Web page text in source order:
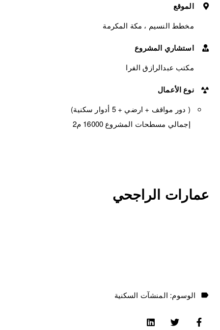
الموقع
مخطط النسيم ، مكة المكرمة
استشاري المشروع
مكتب عبدالرازق الفرا
نوع الأعمال
( دور مواقف + ارضي + 5 أدوار سكنية)
إجمالي مسطحات المشروع 16000 م2
عمارات الراجحي
الوسوم: المنشآت السكنية